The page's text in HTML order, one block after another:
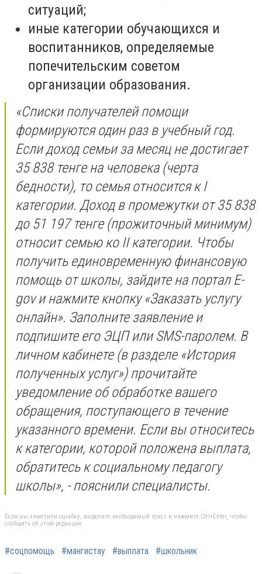
ситуаций;
иные категории обучающихся и
воспитанников, определяемые
попечительским советом
организации образования.
«Списки получателей помощи
формируются один раз в учебный год.
Если доход семьи за месяц не достигает
35 838 тенге на человека (черта
бедности), то семья относится к I
категории. Доход в промежутки от 35 838
до 51 197 тенге (прожиточный минимум)
относит семью ко II категории. Чтобы
получить единовременную финансовую
помощь от школы, зайдите на портал E-
gov и нажмите кнопку «Заказать услугу
онлайн». Заполните заявление и
подпишите его ЭЦП или SMS-паролем. В
личном кабинете (в разделе «История
полученных услуг») прочитайте
уведомление об обработке вашего
обращения, поступающего в течение
указанного времени. Если вы относитесь
к категории, которой положена выплата,
обратитесь к социальному педагогу
школы», - пояснили специалисты.
Если вы заметили ошибку, выделите необходимый текст и нажмите Ctrl+Enter, чтобы
сообщить об этом редакции
#соцпомощь #мангистау #выплата #школьник